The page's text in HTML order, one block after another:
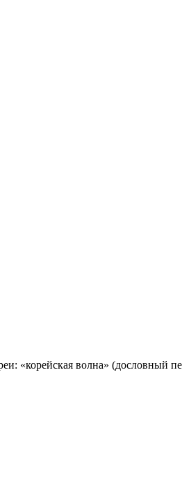
«корейская волна» (дословный